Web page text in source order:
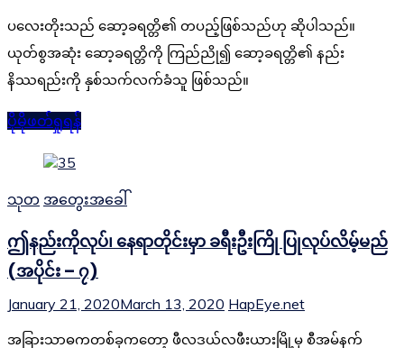
ပလေးတိုးသည် ဆော့ခရတ္တိ၏ တပည့်ဖြစ်သည်ဟု ဆိုပါသည်။
ယုတ်စွအဆုံး ဆော့ခရတ္တိကို ကြည်ညို၍ ဆော့ခရတ္တိ၏ နည်း
နိဿရည်းကို နှစ်သက်လက်ခံသူ ဖြစ်သည်။
ပိုမိုဖတ်ရှုရန်
သုတ အတွေးအခေါ်
ဤနည်းကိုလုပ်၊ နေရာတိုင်းမှာ ခရီးဦးကြို ပြုလုပ်လိမ့်မည်
(အပိုင်း – ၇)
January 21, 2020March 13, 2020 HapEye.net
အခြားသာဓကတစ်ခုကတော့ ဖီလဒယ်လဖီးယားမြို့မှ စီအမ်နက်